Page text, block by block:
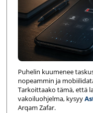
Puhelin kuumenee
nopeammin ja
Tarkoittaako tämä, että
vakoiluohjelma, kysyy
Arqam Zafar.